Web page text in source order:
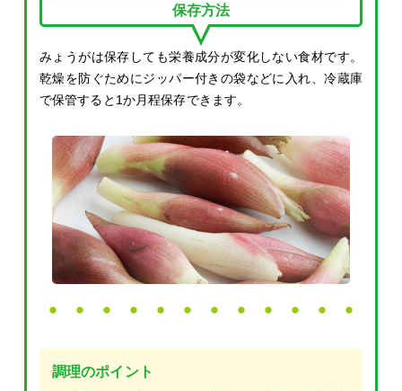
保存方法
みょうがは保存しても栄養成分が変化しない食材です。
乾燥を防ぐためにジッパー付きの袋などに入れ、冷蔵庫
で保管すると1か月程保存できます。
調理のポイント